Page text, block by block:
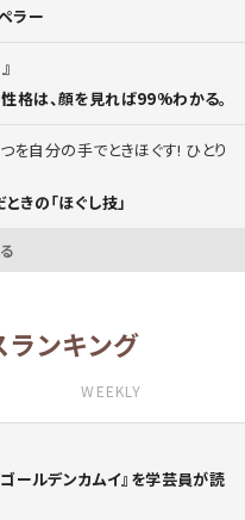
ラー
格は、顔を見れば99%わかる。
を自分の手でときほぐす! ひとり
きの「ほぐし技」
ランキング
WEEKLY
ールデンカムイ』を学芸員が読